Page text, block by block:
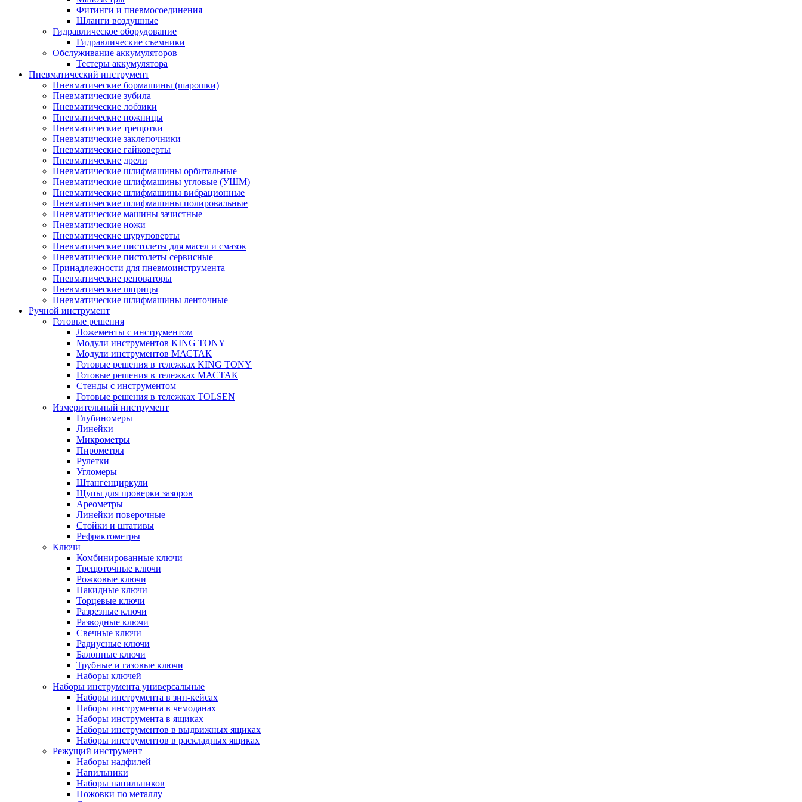
Фитинги и пневмосоединения
Шланги воздушные
Гидравлическое оборудование
Гидравлические съемники
Обслуживание аккумуляторов
Тестеры аккумулятора
Пневматический инструмент
Пневматические бормашины (шарошки)
Пневматические зубила
Пневматические лобзики
Пневматические ножницы
Пневматические трещотки
Пневматические заклепочники
Пневматические гайковерты
Пневматические дрели
Пневматические шлифмашины орбитальные
Пневматические шлифмашины угловые (УШМ)
Пневматические шлифмашины вибрационные
Пневматические шлифмашины полировальные
Пневматические машины зачистные
Пневматические ножи
Пневматические шуруповерты
Пневматические пистолеты для масел и смазок
Пневматические пистолеты сервисные
Принадлежности для пневмоинструмента
Пневматические реноваторы
Пневматические шприцы
Пневматические шлифмашины ленточные
Ручной инструмент
Готовые решения
Ложементы с инструментом
Модули инструментов KING TONY
Модули инструментов МАСТАК
Готовые решения в тележках KING TONY
Готовые решения в тележках МАСТАК
Стенды с инструментом
Готовые решения в тележках TOLSEN
Измерительный инструмент
Глубиномеры
Линейки
Микрометры
Пирометры
Рулетки
Угломеры
Штангенциркули
Щупы для проверки зазоров
Ареометры
Линейки поверочные
Стойки и штативы
Рефрактометры
Ключи
Комбинированные ключи
Трещоточные ключи
Рожковые ключи
Накидные ключи
Торцевые ключи
Разрезные ключи
Разводные ключи
Свечные ключи
Радиусные ключи
Балонные ключи
Трубные и газовые ключи
Наборы ключей
Наборы инструмента универсальные
Наборы инструмента в зип-кейсах
Наборы инструмента в чемоданах
Наборы инструмента в ящиках
Наборы инструментов в выдвижных ящиках
Наборы инструментов в раскладных ящиках
Режущий инструмент
Наборы надфилей
Напильники
Наборы напильников
Ножовки по металлу